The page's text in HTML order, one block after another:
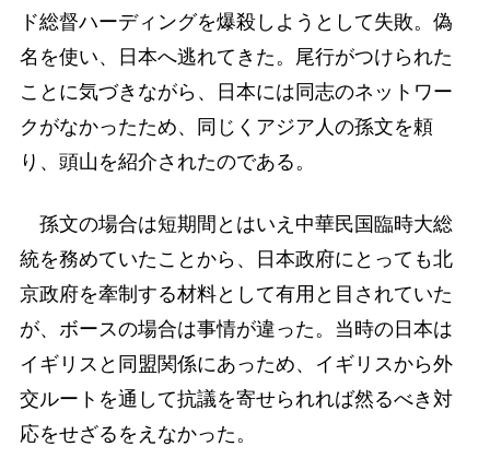
ド総督ハーディングを爆殺しようとして失敗。偽
名を使い、日本へ逃れてきた。尾行がつけられた
ことに気づきながら、日本には同志のネットワー
クがなかったため、同じくアジア人の孫文を頼
り、頭山を紹介されたのである。
孫文の場合は短期間とはいえ中華民国臨時大総
統を務めていたことから、日本政府にとっても北
京政府を牽制する材料として有用と目されていた
が、ボースの場合は事情が違った。当時の日本は
イギリスと同盟関係にあっため、イギリスから外
交ルートを通して抗議を寄せられれば然るべき対
応をせざるをえなかった。